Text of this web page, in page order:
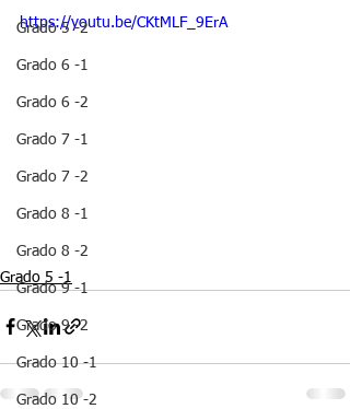
Grado 5 -2
Grado 6 -1
Grado 6 -2
Grado 7 -1
Grado 7 -2
Grado 8 -1
Grado 8 -2
Grado 9 -1
Grado 9 -2
Grado 10 -1
Grado 10 -2
https://youtu.be/CKtMLF_9ErA
Grado 5 -1